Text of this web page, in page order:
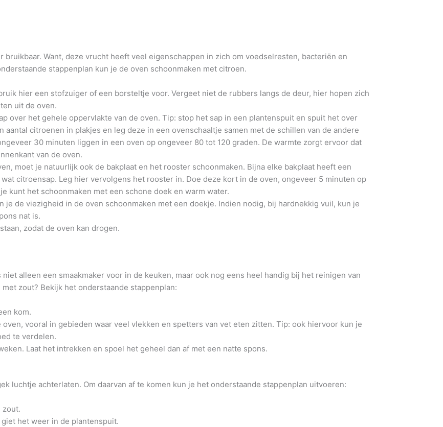
Want, deze vrucht heeft veel eigenschappen in zich om voedselresten, bacteriën en
stappenplan kun je de oven schoonmaken met citroen.
hier een stofzuiger of een borsteltje voor. Vergeet niet de rubbers langs de deur, hier hopen zich
uit de oven.
over het gehele oppervlakte van de oven. Tip: stop het sap in een plantenspuit en spuit het over
citroenen in plakjes en leg deze in een ovenschaaltje samen met de schillen van de andere
30 minuten liggen in een oven op ongeveer 80 tot 120 graden. De warmte zorgt ervoor dat
van de oven.
moet je natuurlijk ook de bakplaat en het rooster schoonmaken. Bijna elke bakplaat heeft een
citroensap. Leg hier vervolgens het rooster in. Doe deze kort in de oven, ongeveer 5 minuten op
kunt het schoonmaken met een schone doek en warm water.
je de viezigheid in de oven schoonmaken met een doekje. Indien nodig, bij hardnekkig vuil, kun je
nat is.
zodat de oven kan drogen.
alleen een smaakmaker voor in de keuken, maar ook nog eens heel handig bij het reinigen van
zout? Bekijk het onderstaande stappenplan:
kom.
vooral in gebieden waar veel vlekken en spetters van vet eten zitten. Tip: ook hiervoor kun je
te verdelen.
Laat het intrekken en spoel het geheel dan af met een natte spons.
luchtje achterlaten. Om daarvan af te komen kun je het onderstaande stappenplan uitvoeren:
zout.
het weer in de plantenspuit.